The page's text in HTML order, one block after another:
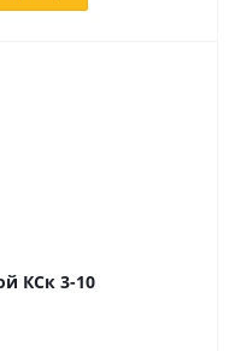
КСк 3-10